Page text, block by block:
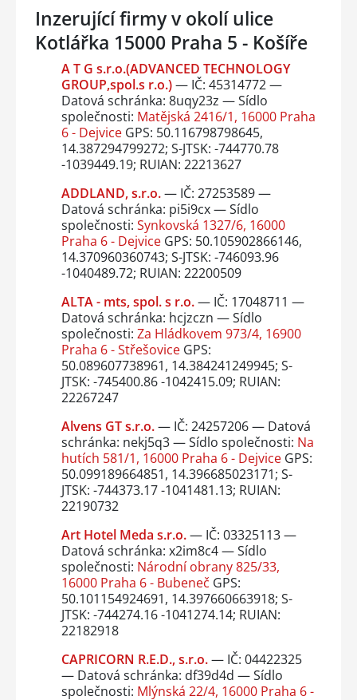
Inzerující firmy v okolí ulice
Kotlářka 15000 Praha 5 - Košíře
A T G s.r.o.(ADVANCED TECHNOLOGY
GROUP,spol.s r.o.)— IČ: 45314772 —
Datová schránka: 8uqy23z — Sídlo
společnosti: Matějská 2416/1, 16000 Praha
6 - DejviceGPS: 50.116798798645,
14.387294799272; S-JTSK: -744770.78
-1039449.19; RUIAN: 22213627
ADDLAND, s.r.o.— IČ: 27253589 —
Datová schránka: pi5i9cx — Sídlo
společnosti: Synkovská 1327/6, 16000
Praha 6 - DejviceGPS: 50.105902866146,
14.370960360743; S-JTSK: -746093.96
-1040489.72; RUIAN: 22200509
ALTA - mts, spol. s r.o.— IČ: 17048711 —
Datová schránka: hcjzczn — Sídlo
společnosti: Za Hládkovem 973/4, 16900
Praha 6 - StřešoviceGPS:
50.089607738961, 14.384241249945; S-
JTSK: -745400.86 -1042415.09; RUIAN:
22267247
Alvens GT s.r.o.— IČ: 24257206 — Datová
schránka: nekj5q3 — Sídlo společnosti: Na
hutích 581/1, 16000 Praha 6 - DejviceGPS:
50.099189664851, 14.396685023171; S-
JTSK: -744373.17 -1041481.13; RUIAN:
22190732
Art Hotel Meda s.r.o.— IČ: 03325113 —
Datová schránka: x2im8c4 — Sídlo
společnosti: Národní obrany 825/33,
16000 Praha 6 - Bubeneč GPS:
50.101154924691, 14.397660663918; S-
JTSK: -744274.16 -1041274.14; RUIAN:
22182918
CAPRICORN R.E.D., s.r.o.— IČ: 04422325
— Datová schránka: df39d4d — Sídlo
společnosti: Mlýnská 22/4, 16000 Praha 6 -